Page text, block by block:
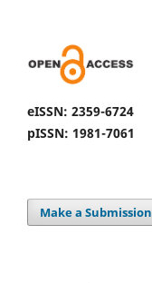
eISSN: 2359-6724
pISSN: 1981-7061
Make a Submission